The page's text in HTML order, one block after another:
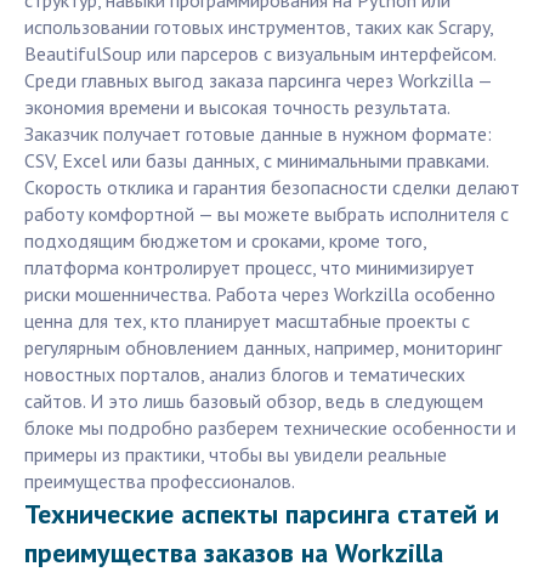
использовании готовых инструментов, таких как Scrapy,
BeautifulSoup или парсеров с визуальным интерфейсом.
Среди главных выгод заказа парсинга через Workzilla —
экономия времени и высокая точность результата.
Заказчик получает готовые данные в нужном формате:
CSV, Excel или базы данных, с минимальными правками.
Скорость отклика и гарантия безопасности сделки делают
работу комфортной — вы можете выбрать исполнителя с
подходящим бюджетом и сроками, кроме того,
платформа контролирует процесс, что минимизирует
риски мошенничества. Работа через Workzilla особенно
ценна для тех, кто планирует масштабные проекты с
регулярным обновлением данных, например, мониторинг
новостных порталов, анализ блогов и тематических
сайтов. И это лишь базовый обзор, ведь в следующем
блоке мы подробно разберем технические особенности и
примеры из практики, чтобы вы увидели реальные
преимущества профессионалов.
Технические аспекты парсинга статей и
преимущества заказов на Workzilla